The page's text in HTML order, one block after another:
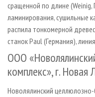
сращенной по длине
ламинирования, сушильные
распила тонкомерной
станок Paul (Германия),
ООО
комплекс», г. Новая
Новолялинский